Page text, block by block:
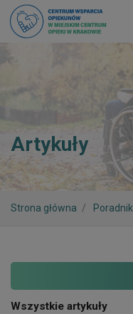
Artykuły
Strona główna Poradnik
Wszystkie artykuły